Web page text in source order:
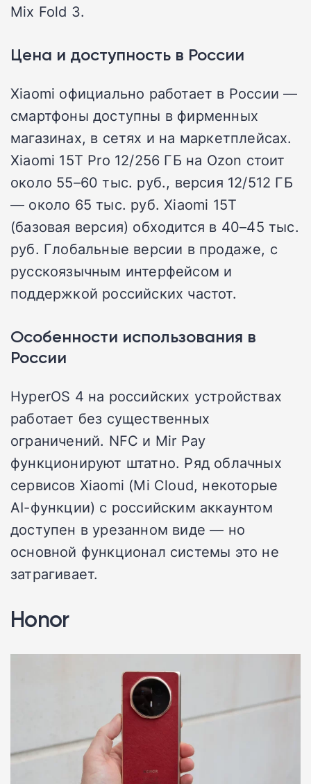
Mix Fold 3.
Цена и доступность в России
Xiaomi официально работает в России —
смартфоны доступны в фирменных
магазинах, в сетях и на маркетплейсах.
Xiaomi 15T Pro 12/256 ГБ на Ozon стоит
около 55–60 тыс. руб., версия 12/512 ГБ
— около 65 тыс. руб. Xiaomi 15T
(базовая версия) обходится в 40–45 тыс.
руб. Глобальные версии в продаже, с
русскоязычным интерфейсом и
поддержкой российских частот.
Особенности использования в
России
HyperOS 4 на российских устройствах
работает без существенных
ограничений. NFC и Mir Pay
функционируют штатно. Ряд облачных
сервисов Xiaomi (Mi Cloud, некоторые
AI-функции) с российским аккаунтом
доступен в урезанном виде — но
основной функционал системы это не
затрагивает.
Honor